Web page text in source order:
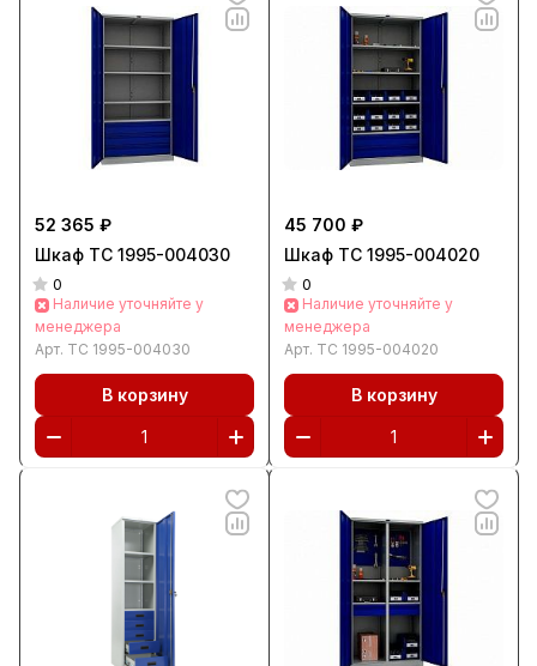
52 365 ₽
Шкаф ТС 1995-004030
0
Наличие уточняйте у
менеджера
Арт. ТС 1995-004030
В корзину
45 700 ₽
Шкаф ТС 1995-004020
0
Наличие уточняйте у
менеджера
Арт. ТС 1995-004020
В корзину